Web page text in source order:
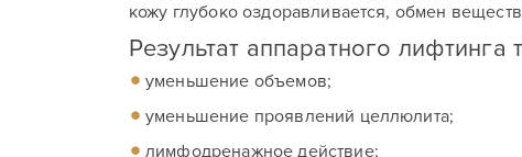
кожу глубоко оздоравливается, обмен
Результат аппаратного лифтинга
уменьшение объемов;
уменьшение проявлений целлюлита;
лимфодренажное действие;